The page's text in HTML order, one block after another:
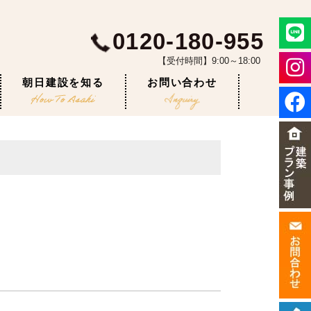
0120-180-955
【受付時間】9:00～18:00
朝日建設を知る お問い合わせ